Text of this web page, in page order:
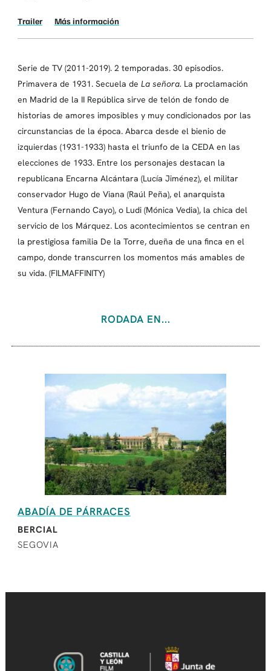
Trailer Más información
Serie de TV (2011-2019). 2 temporadas. 30 episodios.
Primavera de 1931. Secuela de La señora. La proclamación
en Madrid de la II República sirve de telón de fondo de
historias de amores imposibles y muy condicionados por las
circunstancias de la época. Abarca desde el bienio de
izquierdas (1931-1933) hasta el triunfo de la CEDA en las
elecciones de 1933. Entre los personajes destacan la
republicana Encarna Alcántara (Lucía Jiménez), el militar
conservador Hugo de Viana (Raúl Peña), el anarquista
Ventura (Fernando Cayo), o Ludi (Mónica Vedia), la chica del
servicio de los Márquez. Los acontecimientos se centran en
la prestigiosa familia De la Torre, dueña de una finca en el
campo, donde transcurren los momentos más amables de
su vida. (FILMAFFINITY)
RODADA EN...
ABADÍA DE PÁRRACES
BERCIAL
SEGOVIA